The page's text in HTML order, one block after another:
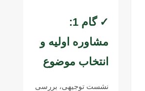
✓ گام 1:
مشاوره اولیه و
انتخاب موضوع
نشست توجیهی، بررسی